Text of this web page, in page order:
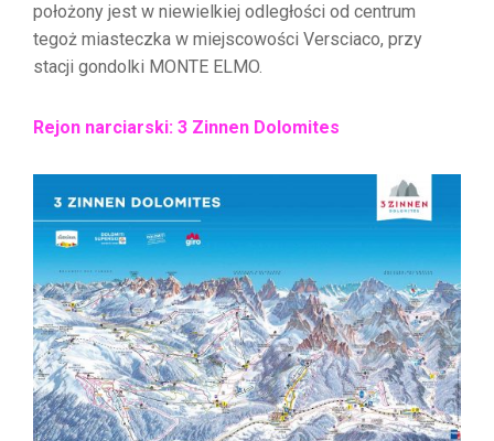
położony jest w niewielkiej odległości od centrum
tegoż miasteczka w miejscowości Versciaco, przy
stacji gondolki MONTE ELMO.
Rejon narciarski: 3 Zinnen Dolomites